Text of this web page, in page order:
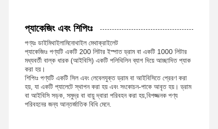
প্যাকেজিং এবং শিপিংঃ
পণ্যঃ ডাইমিথাইলামিনোথাইল মেথাক্রাইলেট
প্যাকেজিংঃ পণ্যটি একটি 200 লিটার ইস্পাত ড্রাম বা একটি 1000 লিটার
মধ্যবর্তী বাল্ক ধারক (আইবিসি) একটি পলিথিলিন ব্যাগ দিয়ে আচ্ছাদিত প্যাক
করা হয়।
শিপিংঃ পণ্যটি একটি সিল এবং লেবেলযুক্ত ড্রাম বা আইবিসিতে প্রেরণ করা
হয়, যা একটি প্যালেটে স্থাপন করা হয় এবং সংকোচন-পাকে আবৃত হয়। ড্রাম
বা আইবিসি সড়ক, সমুদ্র বা বায়ু দ্বারা পরিবহন করা হয়,বিপজ্জনক পণ্য
পরিবহনের জন্য আন্তর্জাতিক বিধি মেনে.